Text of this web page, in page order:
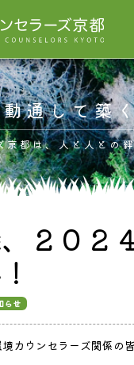
通して築
京都は、人と人との
２０２
らせ
カウンセラーズ関係の